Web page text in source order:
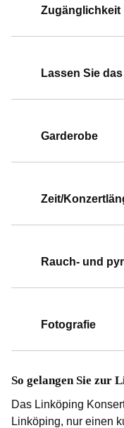
Zugänglichkeit
Lassen Sie
Garderobe
Zeit/
Rauch- und
Fotografie
So gelangen Sie zur
Das Linköping
Linköping, nur einen